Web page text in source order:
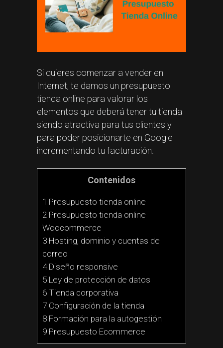
Si quieres comenzar a vender en
Internet, te damos un presupuesto
tienda online para valorar los
elementos que deberá tener tu tienda
siendo atractiva para tus clientes y
para poder posicionarte en Google
incrementando tu facturación.
Contenidos
1 Presupuesto tienda online
2 Presupuesto tienda online
Woocommerce
3 Hosting, dominio y cuentas de
correo
4 Diseño responsive
5 Ley de protección de datos
6 Tienda corporativa
7 Configuración de la tienda
8 Formación para la autogestión
9 Presupuesto Ecommerce